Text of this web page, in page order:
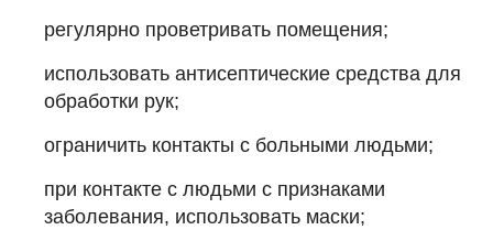
регулярно проветривать помещения;
использовать антисептические средства для
обработки рук;
ограничить контакты с больными людьми;
при контакте с людьми с признаками
заболевания, использовать маски;